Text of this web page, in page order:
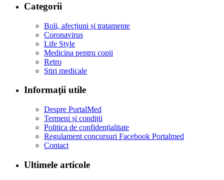
Categorii
Boli, afecțiuni și tratamente
Coronavirus
Life Style
Medicina pentru copii
Retro
Ştiri medicale
Informaţii utile
Despre PortalMed
Termeni și condiții
Politica de confidențialitate
Regulament concursuri Facebook Portalmed
Contact
Ultimele articole